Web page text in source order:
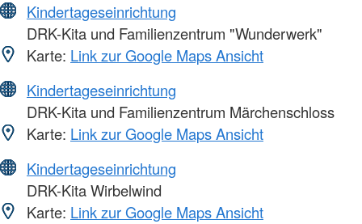
Kindertageseinrichtung
DRK-Kita und Familienzentrum "Wunderwerk"
Karte: Link zur Google Maps Ansicht
Kindertageseinrichtung
DRK-Kita und Familienzentrum Märchenschloss
Karte: Link zur Google Maps Ansicht
Kindertageseinrichtung
DRK-Kita Wirbelwind
Karte: Link zur Google Maps Ansicht